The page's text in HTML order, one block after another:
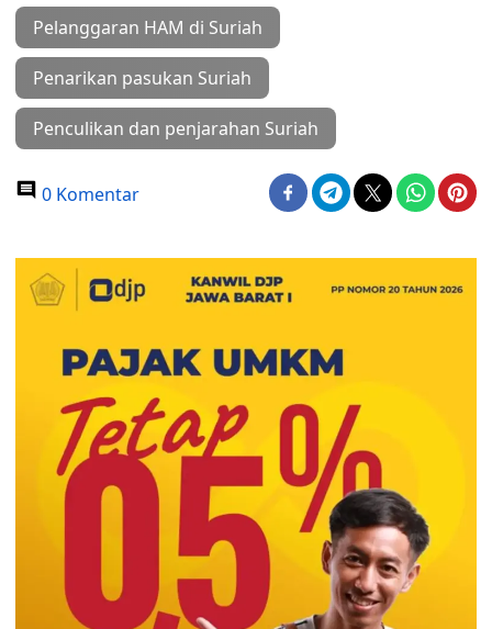
Pelanggaran HAM di Suriah
Penarikan pasukan Suriah
Penculikan dan penjarahan Suriah
0 Komentar